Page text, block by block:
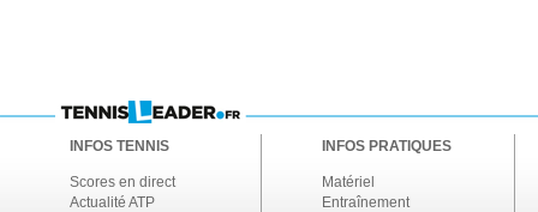
INFOS TENNIS
Scores en direct
Actualité ATP
INFOS PRATIQUES
Matériel
Entraînement